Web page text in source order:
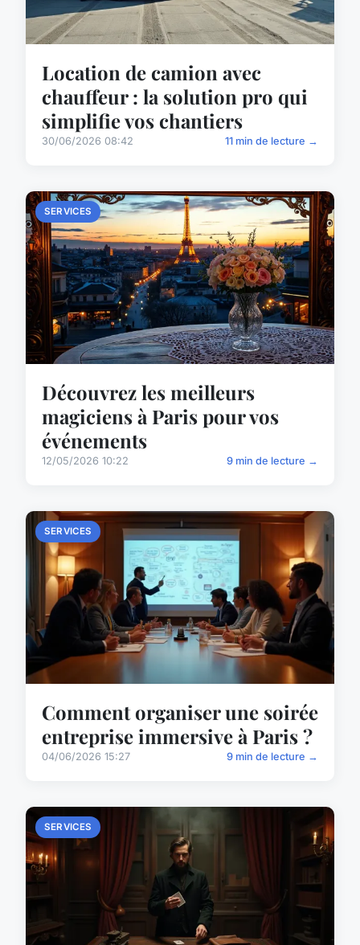
Location de camion avec
chauffeur : la solution pro qui
simplifie vos chantiers
30/06/2026 08:42 11 min de lecture →
SERVICES
Découvrez les meilleurs
magiciens à Paris pour vos
événements
12/05/2026 10:22 9 min de lecture →
SERVICES
Comment organiser une soirée
entreprise immersive à Paris ?
04/06/2026 15:27 9 min de lecture →
SERVICES